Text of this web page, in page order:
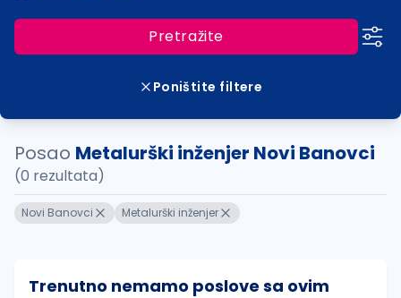
Pretražite
Poništite filtere
Posao Metalurški inženjer Novi Banovci
(0 rezultata)
Novi Banovci Metalurški inženjer
Trenutno nemamo poslove sa ovim